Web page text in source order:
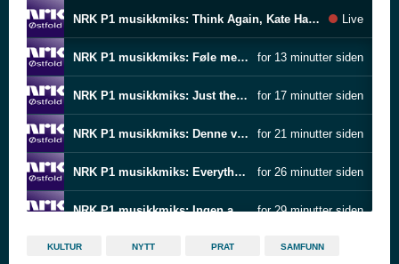
NRK P1 musikkmiks: Think Again, Kate Havnevik Live
NRK P1 musikkmiks: Føle meg bedre, Kapteinen for 13 minutter siden
NRK P1 musikkmiks: Just the two of us, Bill Withers for 17 minutter siden
NRK P1 musikkmiks: Denne veien, Kari Bremnes for 21 minutter siden
NRK P1 musikkmiks: Everything Changes, Take That for 26 minutter siden
NRK P1 musikkmiks: Ingen andre e som du, Rolffa for 29 minutter siden
NRK P1 musikkmiks: Speed of the sound of loneliness, Nanci Griffith + John Prine for 33 minutter siden
KULTUR NYTT PRAT SAMFUNN